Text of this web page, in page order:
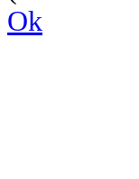
Ok